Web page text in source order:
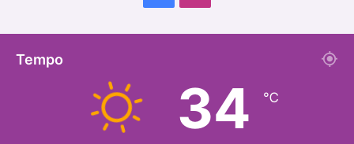
Tempo
34 ℃